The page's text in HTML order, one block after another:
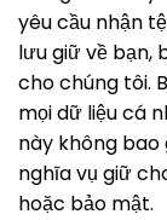
yêu cầu nhận
lưu giữ về bạn,
cho chúng tôi.
mọi dữ liệu cá
này không bao
nghĩa vụ giữ
hoặc bảo mật.